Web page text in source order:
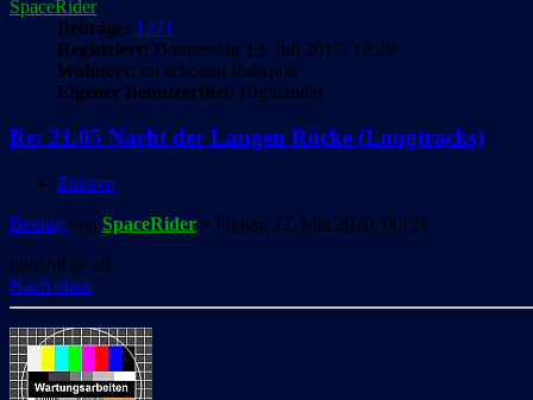
SpaceRider
Beiträge: 1271
Registriert: Donnerstag 13. Juli 2017, 19:29
Wohnort: im schönen Ruhrpott
Eigener Benutzertitel: Highlander
Re: 21.05 Nacht der Langen Röcke (Longtracks)
Zitieren
Beitrag von SpaceRider » Freitag 22. Mai 2020, 00:59
gute n8 @ all
Nach oben